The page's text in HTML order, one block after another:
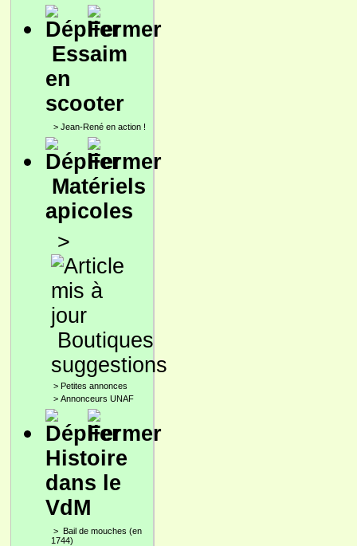
Essaim
en
scooter
> Jean-René en action !
Matériels
apicoles
>
Boutiques
suggestions
> Petites annonces
> Annonceurs UNAF
Histoire
dans le
VdM
> Bail de mouches (en
1744)